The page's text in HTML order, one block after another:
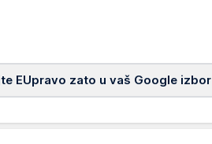
EUpravo zato u vaš Google izbor